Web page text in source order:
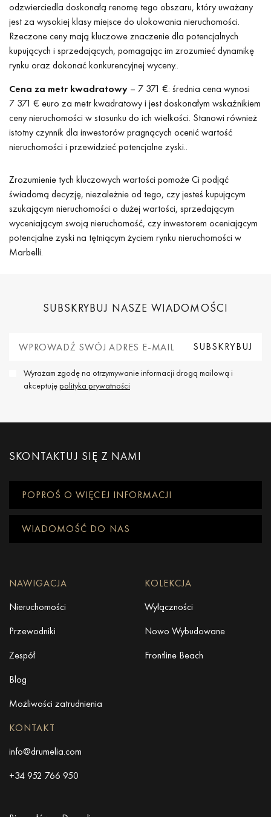
odzwierciedla doskonałą renomę tego obszaru, który uważany
jest za wysokiej klasy miejsce do ulokowania nieruchomości.
Rzeczone ceny mają kluczowe znaczenie dla potencjalnych
kupujących i sprzedających, pomagając im zrozumieć dynamikę
rynku oraz dokonać konkurencyjnej wyceny..
Cena za metr kwadratowy – 7 371 €: średnia cena wynosi
7 371 € euro za metr kwadratowy i jest doskonałym wskaźnikiem
ceny nieruchomości w stosunku do ich wielkości. Stanowi również
istotny czynnik dla inwestorów pragnących ocenić wartość
nieruchomości i przewidzieć potencjalne zyski..
Zrozumienie tych kluczowych wartości pomoże Ci podjąć
świadomą decyzję, niezależnie od tego, czy jesteś kupującym
szukającym nieruchomości o dużej wartości, sprzedającym
wyceniającym swoją nieruchomość, czy inwestorem oceniającym
potencjalne zyski na tętniącym życiem rynku nieruchomości w
Marbelli.
SUBSKRYBUJ NASZE WIADOMOŚCI
Wyrażam zgodę na otrzymywanie informacji drogą mailową i
akceptujępolityka prywatności
SKONTAKTUJ SIĘ Z NAMI
POPROŚ O WIĘCEJ INFORMACJI
WIADOMOŚĆ DO NAS
NAWIGACJA
Nieruchomości
Przewodniki
Zespół
Blog
Możliwości zatrudnienia
KOLEKCJA
Wyłączności
Nowo Wybudowane
Frontline Beach
KONTAKT
info@drumelia.com
+34 952 766 950